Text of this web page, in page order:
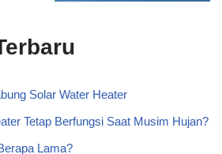
Solar Water Heater
Tetap Berfungsi Saat Musim Hujan?
Lama?